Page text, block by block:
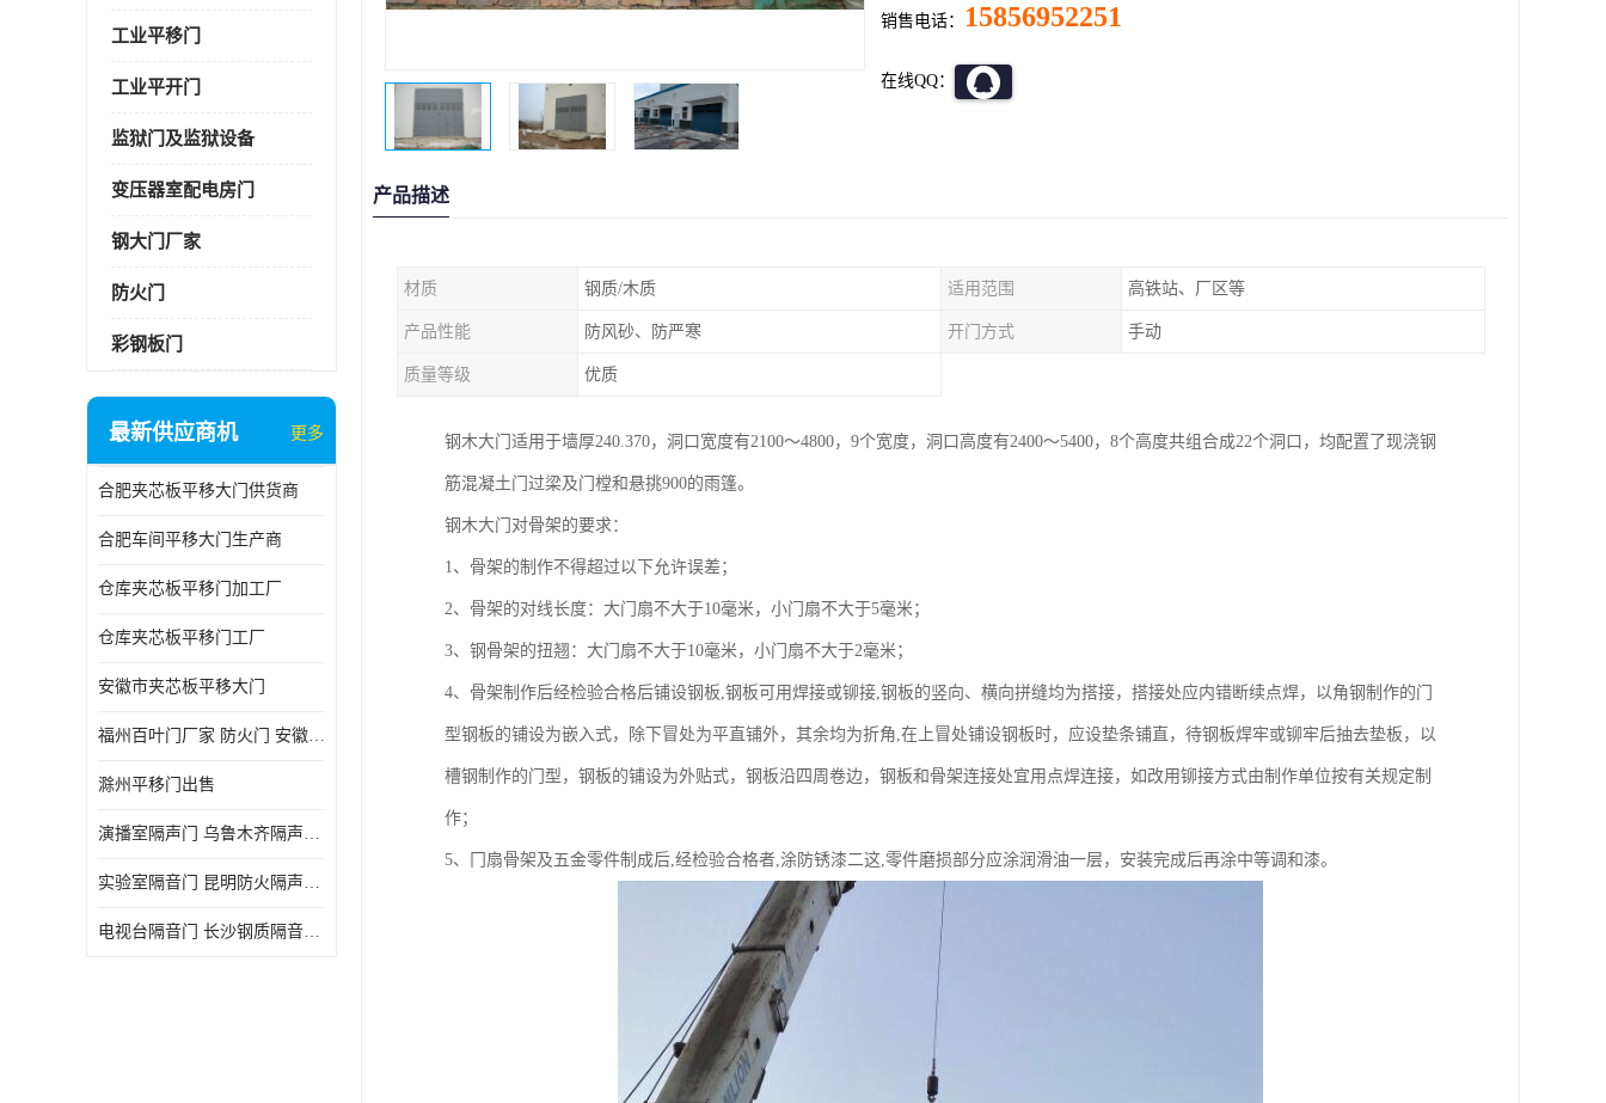
工业平移门
工业平开门
监狱门及监狱设备
变压器室配电房门
钢大门厂家
防火门
彩钢板门
最新供应商机 更多
合肥夹芯板平移大门供货商
合肥车间平移大门生产商
仓库夹芯板平移门加工厂
仓库夹芯板平移门工厂
安徽市夹芯板平移大门
福州百叶门厂家 防火门 安徽吉运祥
滁州平移门出售
演播室隔声门 乌鲁木齐隔声门哪家好
实验室隔音门 昆明防火隔声门哪家好
电视台隔音门 长沙钢质隔音门哪家好
销售电话： 15856952251
在线QQ：
产品描述
材质 钢质/木质 适用范围 高铁站、厂区等
产品性能 防风砂、防严寒 开门方式 手动
质量等级 优质
钢木大门适用于墙厚240.370，洞口宽度有2100～4800，9个宽度，洞口高度有2400～5400，8个高度共组合成22个洞口，均配置了现浇钢
筋混凝土门过梁及门樘和悬挑900的雨篷。
钢木大门对骨架的要求：
1、骨架的制作不得超过以下允许误差；
2、骨架的对线长度：大门扇不大于10毫米，小门扇不大于5毫米；
3、钢骨架的扭翘：大门扇不大于10毫米，小门扇不大于2毫米；
4、骨架制作后经检验合格后铺设钢板,钢板可用焊接或铆接,钢板的竖向、横向拼缝均为搭接，搭接处应内错断续点焊，以角钢制作的门
型钢板的铺设为嵌入式，除下冒处为平直铺外，其余均为折角,在上冒处铺设钢板时，应设垫条铺直，待钢板焊牢或铆牢后抽去垫板，以
槽钢制作的门型，钢板的铺设为外贴式，钢板沿四周卷边，钢板和骨架连接处宜用点焊连接，如改用铆接方式由制作单位按有关规定制
作；
5、冂扇骨架及五金零件制成后,经检验合格者,涂防锈漆二这,零件磨损部分应涂润滑油一层，安装完成后再涂中等调和漆。